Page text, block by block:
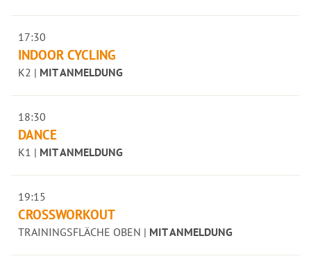
17:30
INDOOR CYCLING
K2 | MIT ANMELDUNG
18:30
DANCE
K1 | MIT ANMELDUNG
19:15
CROSSWORKOUT
TRAININGSFLÄCHE OBEN | MIT ANMELDUNG